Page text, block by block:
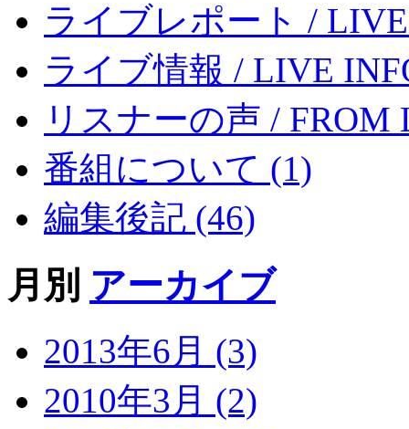
ライブレポート / LIVE
ライブ情報 / LIVE
リスナーの声 / FROM
番組について (1)
編集後記 (46)
月別 アーカイブ
2013年6月 (3)
2010年3月 (2)